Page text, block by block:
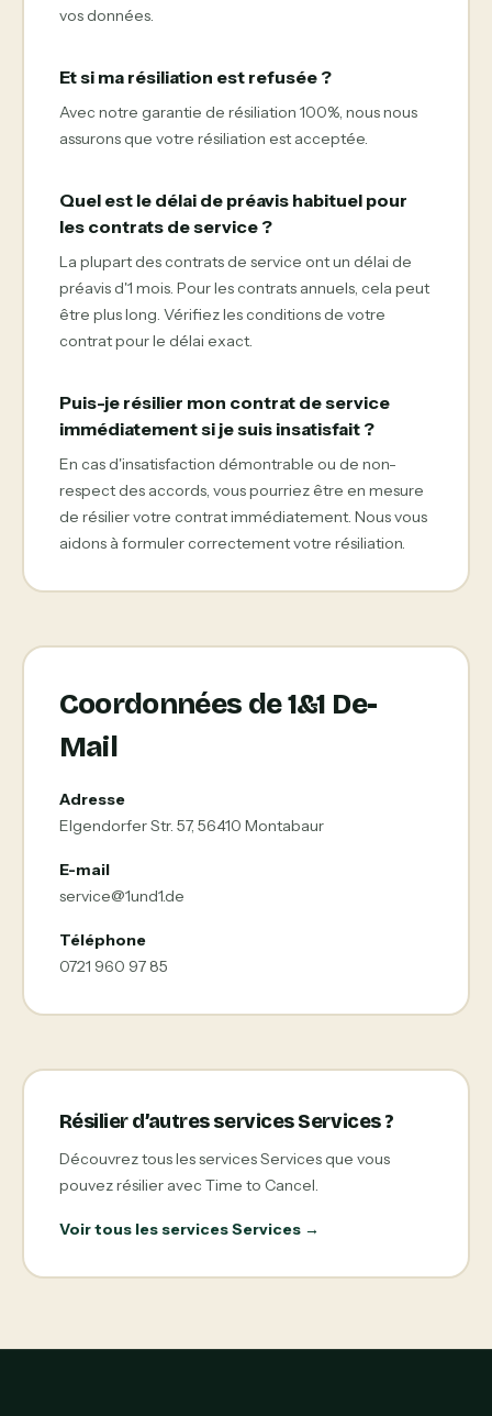
vos données.
Et si ma résiliation est refusée ?
Avec notre garantie de résiliation 100%, nous nous
assurons que votre résiliation est acceptée.
Quel est le délai de préavis habituel pour
les contrats de service ?
La plupart des contrats de service ont un délai de
préavis d'1 mois. Pour les contrats annuels, cela peut
être plus long. Vérifiez les conditions de votre
contrat pour le délai exact.
Puis-je résilier mon contrat de service
immédiatement si je suis insatisfait ?
En cas d'insatisfaction démontrable ou de non-
respect des accords, vous pourriez être en mesure
de résilier votre contrat immédiatement. Nous vous
aidons à formuler correctement votre résiliation.
Coordonnées de 1&1 De-
Mail
Adresse
Elgendorfer Str. 57, 56410 Montabaur
E-mail
service@1und1.de
Téléphone
0721 960 97 85
Résilier d’autres services Services ?
Découvrez tous les services Services que vous
pouvez résilier avec Time to Cancel.
Voir tous les services Services →